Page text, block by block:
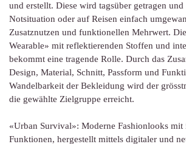
und erstellt. Diese wird tagsüber getragen
Notsituation oder auf Reisen einfach
Zusatznutzen und funktionellen Mehrwert.
Wearable» mit reflektierenden Stoffen und
bekommt eine tragende Rolle. Durch das
Design, Material, Schnitt, Passform und
Wandelbarkeit der Bekleidung wird der
die gewählte Zielgruppe erreicht.
«Urban Survival»: Moderne Fashionlooks mit
Funktionen, hergestellt mittels digitaler und